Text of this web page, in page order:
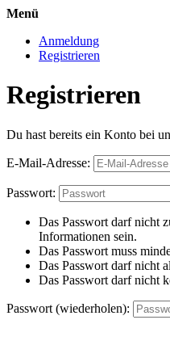
Menü
Anmeldung
Registrieren
Registrieren
Du hast bereits ein Konto bei
E-Mail-Adresse:
Passwort:
Das Passwort darf nicht
Informationen sein.
Das Passwort muss
Das Passwort darf nicht
Das Passwort darf nicht
Passwort (wiederholen):